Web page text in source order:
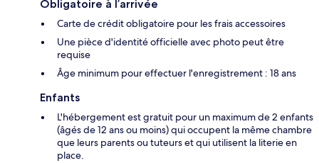
Obligatoire à l’arrivée
Carte de crédit obligatoire pour les frais accessoires
Une pièce d'identité officielle avec photo peut être
requise
Âge minimum pour effectuer l'enregistrement : 18 ans
Enfants
L'hébergement est gratuit pour un maximum de 2 enfants
(âgés de 12 ans ou moins) qui occupent la même chambre
que leurs parents ou tuteurs et qui utilisent la literie en
place.